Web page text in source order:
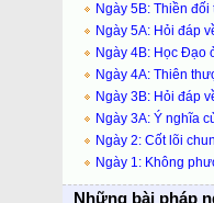
Ngày 5B: Thiền
Ngày 5A: Hỏi đáp
Ngày 4B: Học Đạo
Ngày 4A: Thiên
Ngày 3B: Hỏi đáp
Ngày 3A: Ý nghĩa
Ngày 2: Cốt lõi
Ngày 1: Không
Những bài pháp